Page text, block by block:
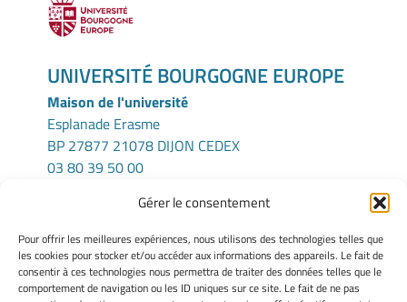
Gérer le consentement
Pour offrir les meilleures expériences, nous utilisons des technologies telles que
les cookies pour stocker et/ou accéder aux informations des appareils. Le fait de
consentir à ces technologies nous permettra de traiter des données telles que le
comportement de navigation ou les ID uniques sur ce site. Le fait de ne pas
UNIVERSITÉ BOURGOGNE EUROPE
Maison de l'université
Esplanade Erasme
BP 27877 21078 DIJON CEDEX
03 80 39 50 00
ICMUB
UFR Sciences et Techniques
9 Avenue Alain Savary